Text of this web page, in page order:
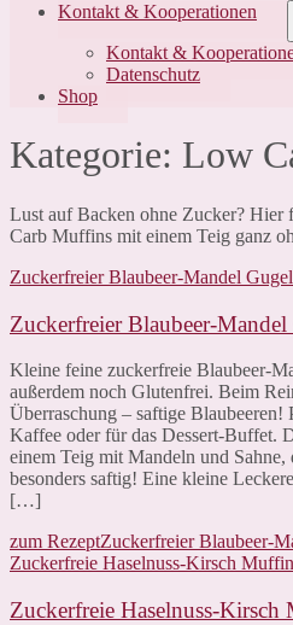
Kontakt & Kooperationen
Kontakt &
Datenschutz
Shop
Kategorie: Low
Lust auf Backen ohne Zucker? Hier
Carb Muffins mit einem Teig ganz
Zuckerfreier Blaubeer-Mandel
Zuckerfreier Blaubeer-
Kleine feine zuckerfreie Blaubeer-
außerdem noch Glutenfrei. Beim
Überraschung – saftige Blaubeeren!
Kaffee oder für das Dessert-Buffet.
einem Teig mit Mandeln und
besonders saftig! Eine kleine
[…]
zum RezeptZuckerfreier Blaubeer-
Zuckerfreie Haselnuss-Kirsch
Zuckerfreie Haselnuss-Kirsch